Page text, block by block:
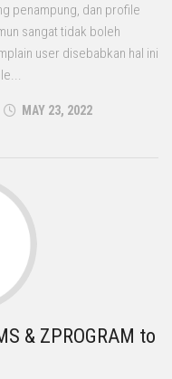
penampung, dan profile
sangat tidak boleh
user disebabkan hal ini
MAY 23, 2022
& ZPROGRAM to